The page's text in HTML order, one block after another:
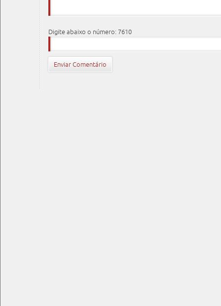
Digite abaixo o número: 7610